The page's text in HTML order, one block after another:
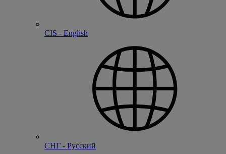
CIS - English
СНГ - Русский